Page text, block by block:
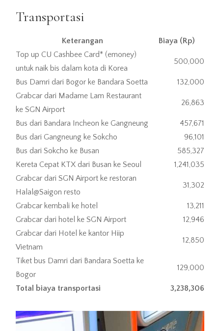
Transportasi
Keterangan
Biaya (Rp)
Top up CU Cashbee Card* (emoney)
untuk naik bis dalam kota di Korea
500,000
Bus Damri dari Bogor ke Bandara Soetta
132,000
Grabcar dari Madame Lam Restaurant
ke SGN Airport
26,863
Bus dari Bandara Incheon ke Gangneung
457,671
Bus dari Gangneung ke Sokcho
96,101
Bus dari Sokcho ke Busan
585,327
Kereta Cepat KTX dari Busan ke Seoul
1,241,035
Grabcar dari SGN Airport ke restoran
Halal@Saigon resto
31,302
Grabcar kembali ke hotel
13,211
Grabcar dari hotel ke SGN Airport
12,946
Grabcar dari Hotel ke kantor Hiip
Vietnam
12,850
Tiket bus Damri dari Bandara Soetta ke
Bogor
129,000
Total biaya transportasi 3,238,306